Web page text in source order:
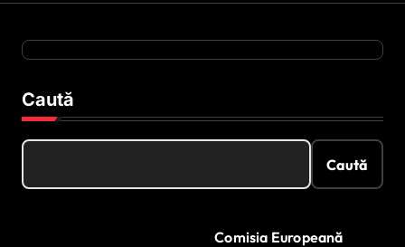
Caută
Caută
Comisia Europeană